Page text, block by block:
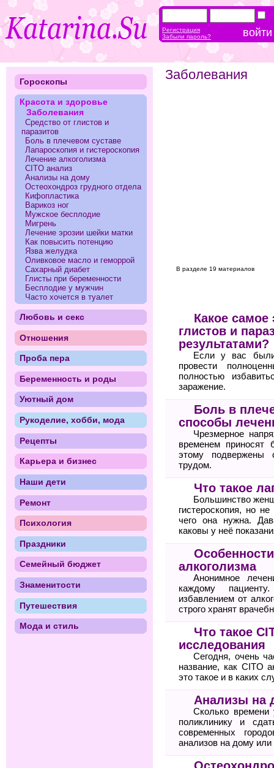
Заболевания
В разделе 19 материалов
Какое
глистов и
результатами?
Если у вас были
провести
полностью
заражение.
Боль в
способы
Чрезмерное
временем
этому подвержены
трудом.
Что такое
Большинство
гистероскопия, но
чего она нужна.
каковы у неё
алкоголизма
Анонимное
каждому
избавлением от
строго хранят
Что такое
исследования
Сегодня, очень
название, как CITO
это такое и в каких
Анализы на
Сколько
поликлинику и
современных
анализов на дому
Гороскопы
Красота и здоровье
Заболевания
Средство от глистов и
паразитов
Боль в плечевом суставе
Лапароскопия и гистероскопия
Лечение алкоголизма
CITO анализ
Анализы на дому
Остеохондроз грудного отдела
Кифопластика
Варикоз ног
Мужское бесплодие
Мигрень
Лечение эрозии шейки матки
Как повысить потенцию
Язва желудка
Оливковое масло и геморрой
Сахарный диабет
Глисты при беременности
Бесплодие у мужчин
Часто хочется в туалет
Любовь и секс
Отношения
Проба пера
Беременность и роды
Уютный дом
Рукоделие, хобби, мода
Рецепты
Карьера и бизнес
Наши дети
Ремонт
Психология
Праздники
Семейный бюджет
Знаменитости
Путешествия
Мода и стиль
Регистрация
Забыли пароль?